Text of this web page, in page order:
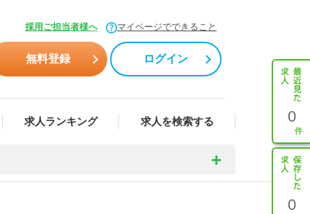
採用ご担当者様へ マイページでできること
無料登録 ログイン
求人ランキング 求人を検索する 0
0